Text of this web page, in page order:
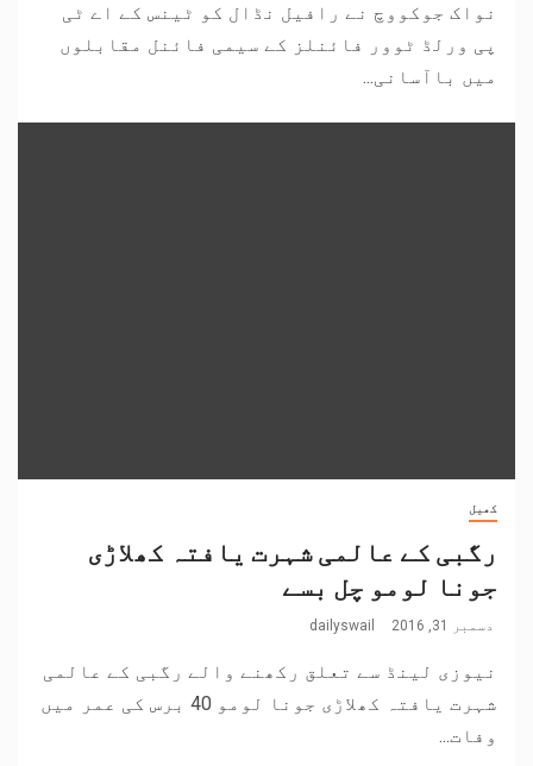
نواک جوکووچ نے رافیل نڈال کو ٹینس کے اے ٹی
پی ورلڈ ٹوور فائنلز کے سیمی فائنل مقابلوں
میں باآسانی...
کھیل
رگبی کے عالمی شہرت یافتہ کھلاڑی
جونا لومو چل بسے
دسمبر 31, 2016 dailyswail
نیوزی لینڈ سے تعلق رکھنے والے رگبی کے عالمی
شہرت یافتہ کھلاڑی جونا لومو 40 برس کی عمر میں
وفات...